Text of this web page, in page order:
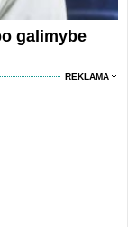
galimybe
REKLAMA